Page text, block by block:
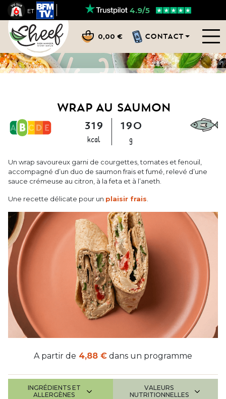
ET 4.9/5
0,00 € CONTACT
WRAP AU SAUMON
319
kcal
190
g
Un wrap savoureux garni de courgettes, tomates et fenouil,
accompagné d’un duo de saumon frais et fumé, relevé d’une
sauce crémeuse au citron, à la feta et à l’aneth.
Une recette délicate pour un plaisir frais
A partir de 4,88 € dans un programme
INGRÉDIENTS ET
ALLERGÈNES
VALEURS
NUTRITIONNELLES